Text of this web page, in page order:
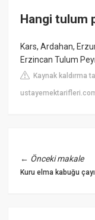
Hangi tulum
Kars, Ardahan,
Erzincan Tulum
Kaynak kaldırma
← Önceki makale
Kuru elma kabuğu çayı